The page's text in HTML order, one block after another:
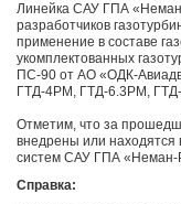
Линейка САУ ГПА
разработчиков
применение в составе
укомплектованных
ПС-90 от АО «ОДК-
ГТД-4РМ, ГТД-6.3РМ,
Отметим, что за
внедрены или находятся
систем САУ ГПА «Неман-
Справка: